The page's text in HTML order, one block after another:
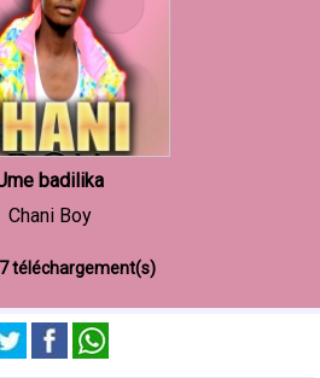
badilika
Chani Boy
téléchargement(s)